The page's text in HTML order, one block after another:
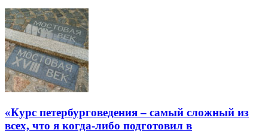
«Курс петербурговедения – самый сложный из
всех, что я когда-либо подготовил в